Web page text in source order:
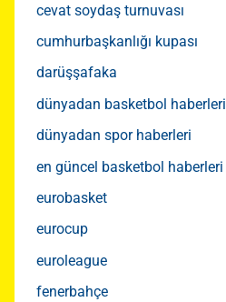
cevat soydaş turnuvası
cumhurbaşkanlığı kupası
darüşşafaka
dünyadan basketbol haberleri
dünyadan spor haberleri
en güncel basketbol haberleri
eurobasket
eurocup
euroleague
fenerbahçe